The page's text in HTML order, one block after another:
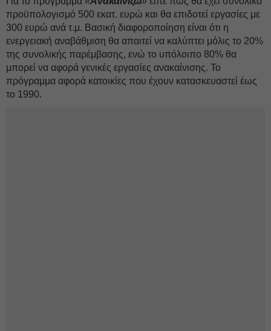
προϋπολογισμό 500 εκατ. ευρώ και θα επιδοτεί εργασίες με
300 ευρώ ανά τ.μ. Βασική διαφοροποίηση είναι ότι η
ενεργειακή αναβάθμιση θα απαιτεί να καλύπτει μόλις το 20%
της συνολικής παρέμβασης, ενώ το υπόλοιπο 80% θα
μπορεί να αφορά γενικές εργασίες ανακαίνισης. Το
πρόγραμμα αφορά κατοικίες που έχουν κατασκευαστεί έως
το 1990.